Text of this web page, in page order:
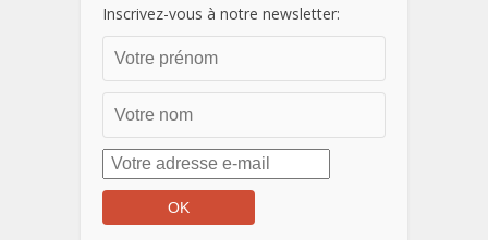
Inscrivez-vous à notre newsletter: